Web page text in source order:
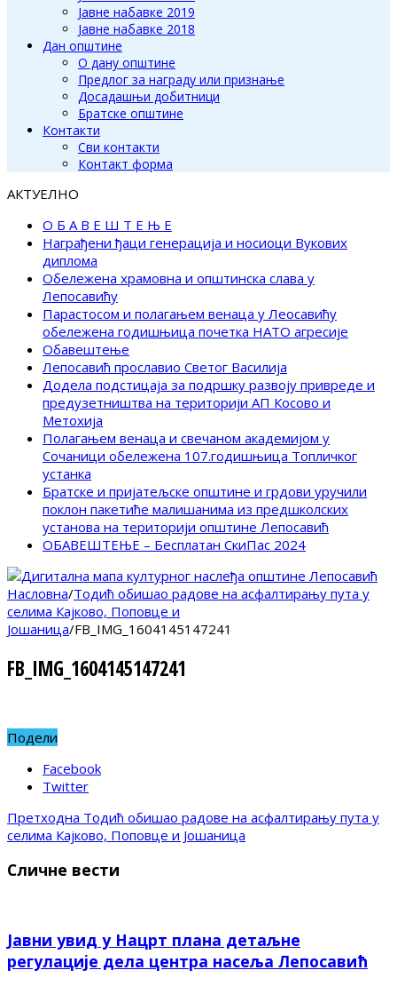
Јавне набавке 2019
Јавне набавке 2018
Дан општине
О дану општине
Предлог за награду или признање
Досадашњи добитници
Братске општине
Контакти
Сви контакти
Контакт форма
АКТУЕЛНО
О Б А В Е Ш Т Е Њ Е
Награђени ђаци генерација и носиоци Вукових
диплома
Обележена храмовна и општинска слава у
Лепосавићу
Парастосом и полагањем венаца у Леосавићу
обележена годишњица почетка НАТО агресије
Обавештење
Лепосавић прославио Светог Василија
Додела подстицаја за подршку развоју привреде и
предузетништва на територији АП Косово и
Метохија
Полагањем венаца и свечаном академијом у
Сочаници обележена 107.годишњица Топличког
устанка
Братске и пријатељске општине и грдови уручили
поклон пакетиће малишанима из предшколских
установа на територији општине Лепосавић
ОБАВЕШТЕЊЕ – Бесплатан СкиПас 2024
Насловна/Тодић обишао радове на асфалтирању пута у
селима Кајково, Поповце и
Јошаница/FB_IMG_1604145147241
FB_IMG_1604145147241
Подели
Facebook
Twitter
Претходна Тодић обишао радове на асфалтирању пута у
селима Кајково, Поповце и Јошаница
Сличне вести
Јавни увид у Нацрт плана детаљне
регулације дела центра насеља Лепосавић